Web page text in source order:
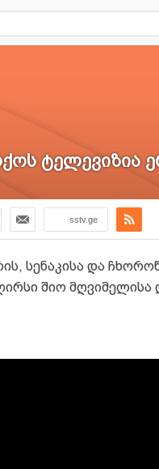
ტელევიზია
sstv.ge
სენაკისა და
შიო მღვიმელისა